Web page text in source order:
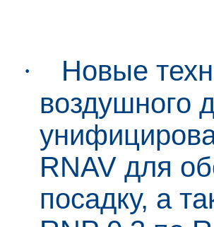
·
Новые
воздушного
RNAV для
посадку, а